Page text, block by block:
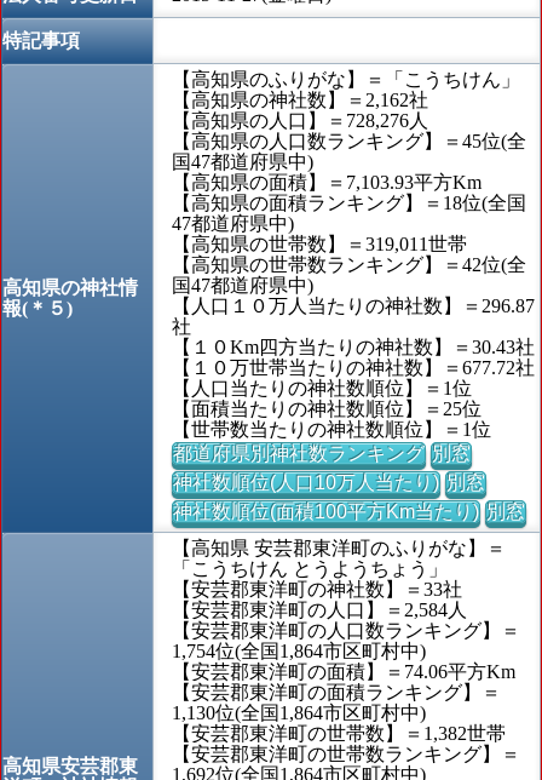
特記事項
高知県の神社情
報(＊５)
【高知県のふりがな】＝「こうちけん」
【高知県の神社数】＝2,162社
【高知県の人口】＝728,276人
【高知県の人口数ランキング】＝45位(全
国47都道府県中)
【高知県の面積】＝7,103.93平方Km
【高知県の面積ランキング】＝18位(全国
47都道府県中)
【高知県の世帯数】＝319,011世帯
【高知県の世帯数ランキング】＝42位(全
国47都道府県中)
【人口１０万人当たりの神社数】＝296.87
社
【１０Km四方当たりの神社数】＝30.43社
【１０万世帯当たりの神社数】＝677.72社
【人口当たりの神社数順位】＝1位
【面積当たりの神社数順位】＝25位
【世帯数当たりの神社数順位】＝1位
都道府県別神社数ランキング 別窓
神社数順位(人口10万人当たり) 別窓
神社数順位(面積100平方Km当たり) 別窓
高知県安芸郡東
【高知県 安芸郡東洋町のふりがな】＝
「こうちけん とうようちょう」
【安芸郡東洋町の神社数】＝33社
【安芸郡東洋町の人口】＝2,584人
【安芸郡東洋町の人口数ランキング】＝
1,754位(全国1,864市区町村中)
【安芸郡東洋町の面積】＝74.06平方Km
【安芸郡東洋町の面積ランキング】＝
1,130位(全国1,864市区町村中)
【安芸郡東洋町の世帯数】＝1,382世帯
【安芸郡東洋町の世帯数ランキング】＝
1,692位(全国1,864市区町村中)